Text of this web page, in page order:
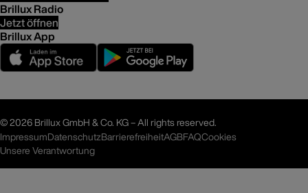
Brillux Radio
Jetzt öffnen
Brillux App
©2026 Brillux GmbH & Co. KG – All rights reserved.
ImpressumDatenschutzBarrierefreiheitAGBFAQCookies
Unsere Verantwortung